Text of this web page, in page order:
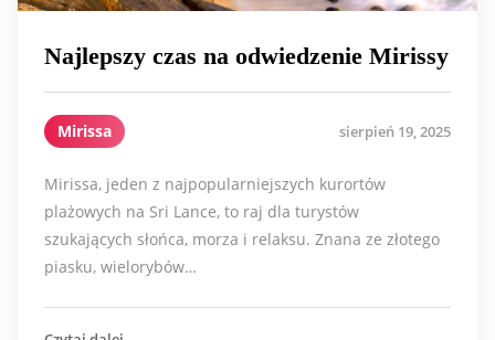
Najlepszy czas na odwiedzenie Mirissy
Mirissa sierpień 19, 2025
Mirissa, jeden z najpopularniejszych kurortów
plażowych na Sri Lance, to raj dla turystów
szukających słońca, morza i relaksu. Znana ze złotego
piasku, wielorybów…